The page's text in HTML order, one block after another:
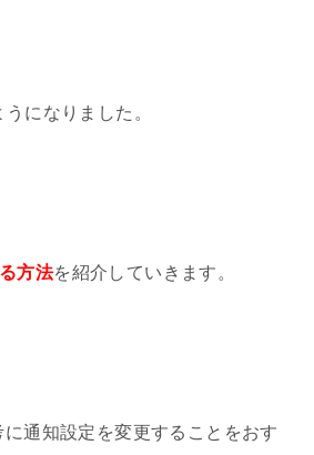
うになりました。
方法を紹介していきます。
通知設定を変更することをおす